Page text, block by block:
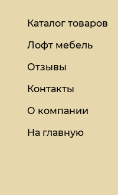
Каталог товаров
Лофт мебель
Отзывы
Контакты
О компании
На главную